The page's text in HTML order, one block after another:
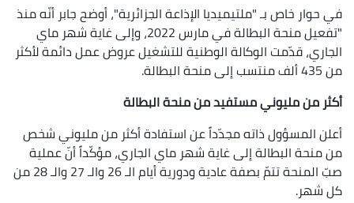
في حوار خاص بـ "ملتيميديا الإذاعة الجزائرية"، أوضح جابر أنّه منذ
"تفعيل منحة البطالة في مارس 2022، وإلى غاية شهر ماي
الجاري، قدّمت الوكالة الوطنية للتشغيل عروض عمل دائمة لأكثر
من 435 ألف منتسب إلى منحة البطالة.
أكثر من مليوني مستفيد من منحة البطالة
أعلن المسؤول ذاته مجدّداً عن استفادة أكثر من مليوني شخص
من منحة البطالة إلى غاية شهر ماي الجاري، مؤكّداً أنّ عملية
صبّ المنحة تتمّ بصفة عادية ودورية أيام الـ 26 والـ 27 والـ 28 من
كل شهر.